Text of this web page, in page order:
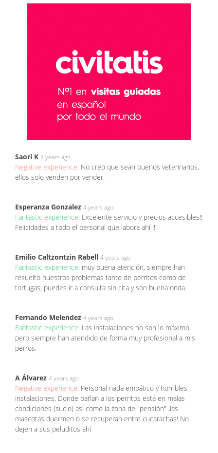
Saori K 4 years ago
Negative experience: No creo que sean buenos veterinarios,
ellos solo venden por vender.
Esperanza Gonzalez 4 years ago
Fantastic experience: Excelente servicio y precios accesibles!!
Felicidades a todo el personal que labora ahí !!!
Emilio Caltzontzin Rabell 4 years ago
Fantastic experience: muy buena atención, siempre han
resuelto nuestros problemas tanto de perritos como de
tortugas, puedes ir a consulta sin cita y son buena onda
Fernando Melendez 4 years ago
Fantastic experience: Las instalaciones no son lo máximo,
pero siempre han atendido de forma muy profesional a mis
perros.
A Álvarez 4 years ago
Negative experience: Personal nada empático y horribles
instalaciones. Donde bañan a los perritos está en malas
condiciones (sucio) así como la zona de "pensión" ,las
mascotas duermen o se recuperan entre cucarachas! No
dejen a sus peluditos ahí